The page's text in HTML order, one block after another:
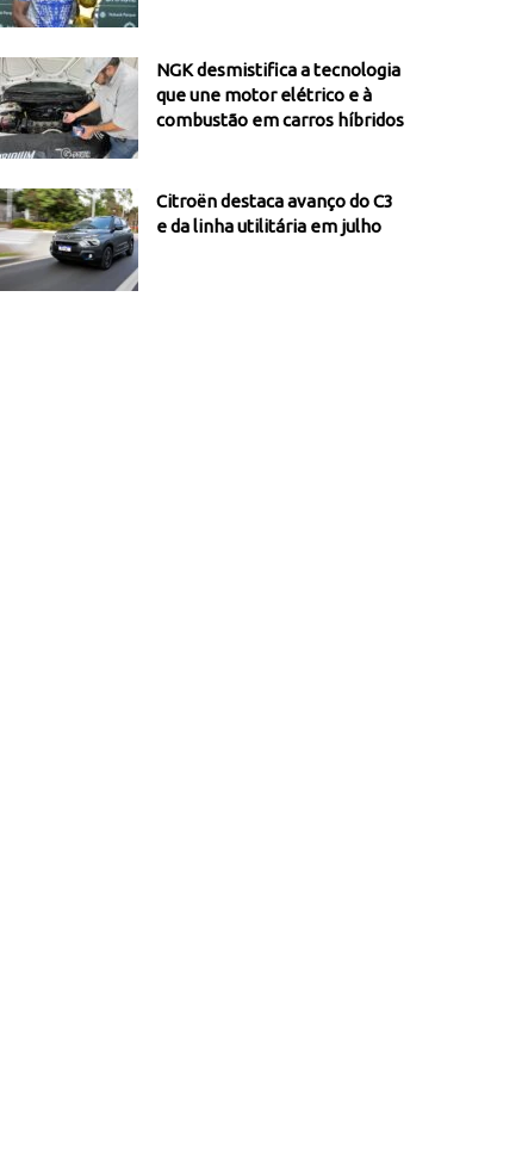
NGK desmistifica a tecnologia
que une motor elétrico e à
combustão em carros híbridos
Citroën destaca avanço do C3
e da linha utilitária em julho